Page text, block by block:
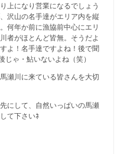
上になり営業になるでしょう
沢山の名手達がエリア内を縦
何年か前に漁協前中心にエリ
者がほとんど皆無。そうだよ
よ！名手達ですよね！後で聞
ゃ・鮎いないよね（笑）
瀬川に来ている皆さんを大切
にして、自然いっぱいの馬瀬
て下さいﾈ